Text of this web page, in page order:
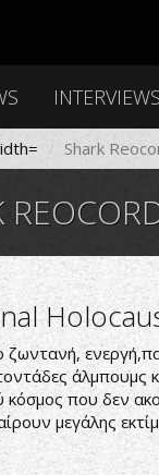
INTERVIEWS
Shark
ζωντανή,
άλμπουμς
κόσμος που δεν
μεγάλης